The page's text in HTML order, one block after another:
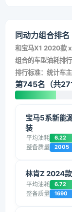
同动力组合排名
和宝马X1 2020款
组合的车型油耗排
排行标准：统计车
第745名（共
宝马5系新能
装
平均油耗 6.22
整备质量 2005
林肯Z 2024
平均油耗 6.72
整备质量 1690